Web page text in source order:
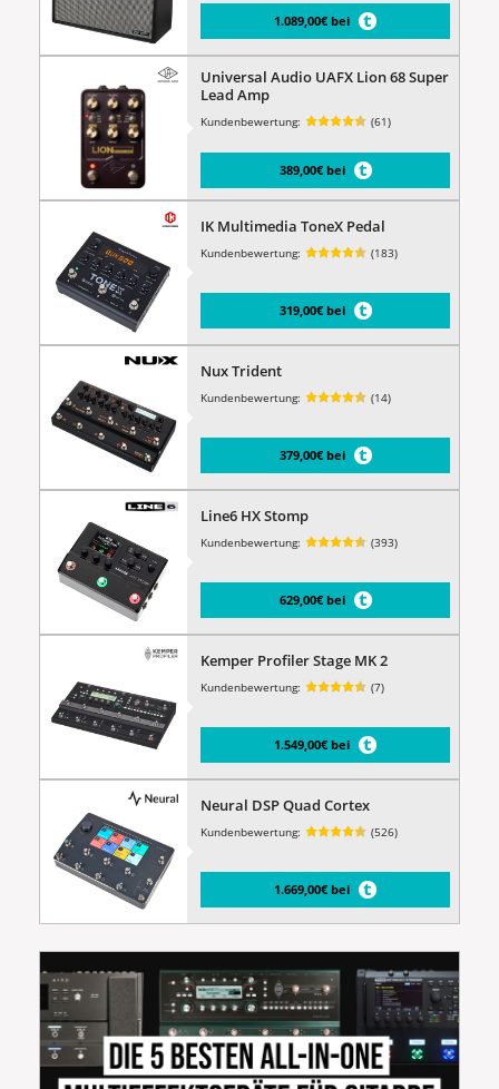
1.089,00€ bei
Universal Audio UAFX Lion 68 Super
Lead Amp
Kundenbewertung: (61)
389,00€ bei
IK Multimedia ToneX Pedal
Kundenbewertung: (183)
319,00€ bei
Nux Trident
Kundenbewertung: (14)
379,00€ bei
Line6 HX Stomp
Kundenbewertung: (393)
629,00€ bei
Kemper Profiler Stage MK 2
Kundenbewertung: (7)
1.549,00€ bei
Neural DSP Quad Cortex
Kundenbewertung: (526)
1.669,00€ bei